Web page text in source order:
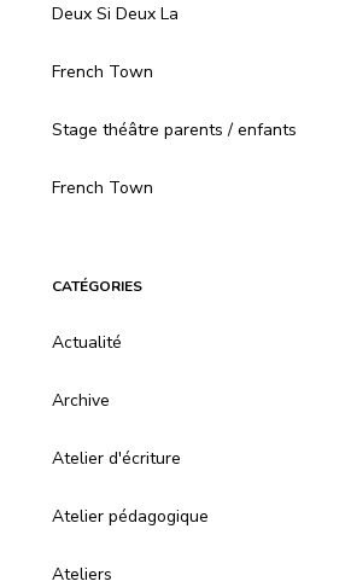
Deux Si Deux La
French Town
Stage théâtre parents / enfants
French Town
CATÉGORIES
Actualité
Archive
Atelier d'écriture
Atelier pédagogique
Ateliers